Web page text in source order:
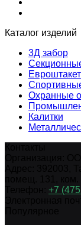
Каталог изделий
3Д забор
Охранные
Калитки
+7